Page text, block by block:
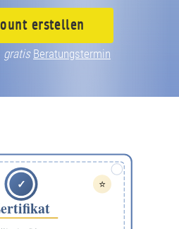
erstellen
gratis Beratungstermin